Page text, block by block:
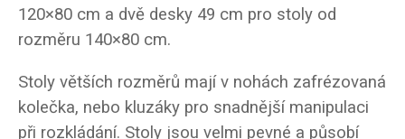
120×80 cm a dvě desky 49 cm pro stoly od
rozměru 140×80 cm.
Stoly větších rozměrů mají v nohách zafrézovaná
kolečka, nebo kluzáky pro snadnější manipulaci
při rozkládání. Stoly jsou velmi pevné a působí